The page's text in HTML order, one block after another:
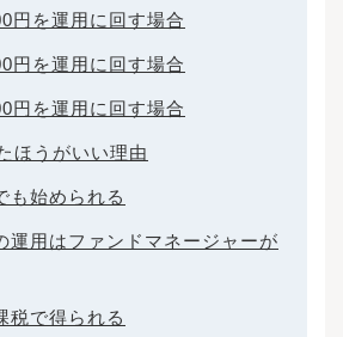
円を運用に回す場合
円を運用に回す場合
円を運用に回す場合
ほうがいい理由
も始められる
運用はファンドマネージャーが
税で得られる